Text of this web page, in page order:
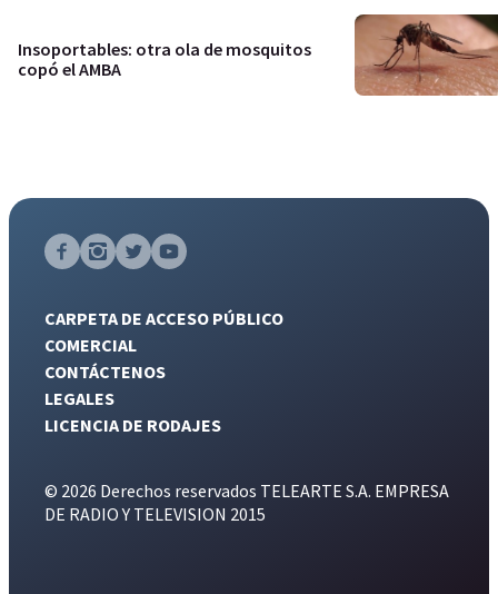
Insoportables: otra ola de mosquitos
copó el AMBA
CARPETA DE ACCESO PÚBLICO
COMERCIAL
CONTÁCTENOS
LEGALES
LICENCIA DE RODAJES
© 2026 Derechos reservados TELEARTE S.A. EMPRESA
DE RADIO Y TELEVISION 2015